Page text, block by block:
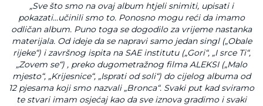
„Sve što smo na ovaj album htjeli snimiti, upisati i
pokazati...učinili smo to. Ponosno mogu reći da imamo
odličan album. Puno toga se dogodilo za vrijeme nastanka
materijala. Od ideje da se napravi samo jedan singl („Obale
rijeke“) i završnog ispita na SAE institutu („Gori“, „I srce Ti“,
„Zovem se“) , preko dugometražnog filma ALEKSI („Malo
mjesto“, „Krijesnice“, „Isprati od soli“) do cijelog albuma od
12 pjesama koji smo nazvali „Bronca“. Svaki put kad sviramo
te stvari imam osjećaj kao da sve iznova gradimo i svaki